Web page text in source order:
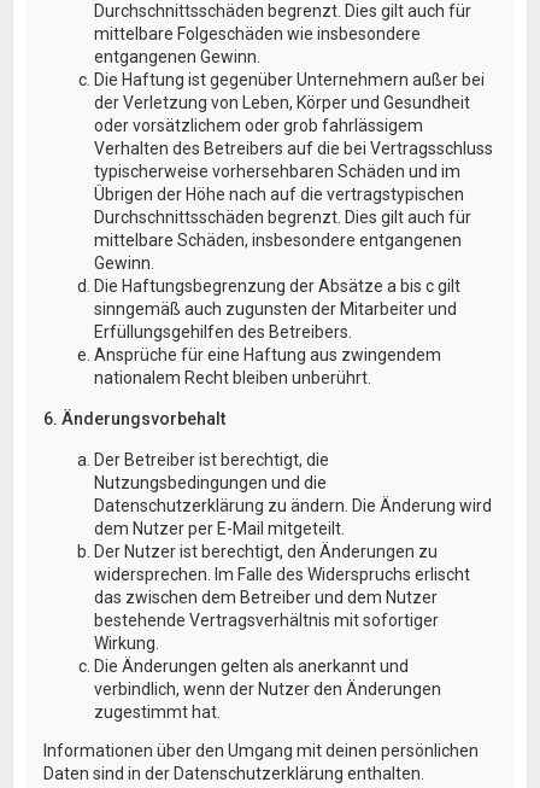
Durchschnittsschäden begrenzt. Dies gilt auch für
mittelbare Folgeschäden wie insbesondere
entgangenen Gewinn.
Die Haftung ist gegenüber Unternehmern außer bei
der Verletzung von Leben, Körper und Gesundheit
oder vorsätzlichem oder grob fahrlässigem
Verhalten des Betreibers auf die bei Vertragsschluss
typischerweise vorhersehbaren Schäden und im
Übrigen der Höhe nach auf die vertragstypischen
Durchschnittsschäden begrenzt. Dies gilt auch für
mittelbare Schäden, insbesondere entgangenen
Gewinn.
Die Haftungsbegrenzung der Absätze a bis c gilt
sinngemäß auch zugunsten der Mitarbeiter und
Erfüllungsgehilfen des Betreibers.
Ansprüche für eine Haftung aus zwingendem
nationalem Recht bleiben unberührt.
6. Änderungsvorbehalt
Der Betreiber ist berechtigt, die
Nutzungsbedingungen und die
Datenschutzerklärung zu ändern. Die Änderung wird
dem Nutzer per E-Mail mitgeteilt.
Der Nutzer ist berechtigt, den Änderungen zu
widersprechen. Im Falle des Widerspruchs erlischt
das zwischen dem Betreiber und dem Nutzer
bestehende Vertragsverhältnis mit sofortiger
Wirkung.
Die Änderungen gelten als anerkannt und
verbindlich, wenn der Nutzer den Änderungen
zugestimmt hat.
Informationen über den Umgang mit deinen persönlichen
Daten sind in der Datenschutzerklärung enthalten.